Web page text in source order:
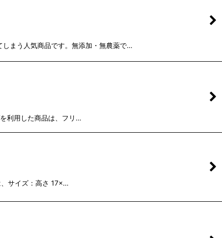
まう人気商品です。無添加・無農薬で…
利用した商品は、フリ…
サイズ：高さ 17×…